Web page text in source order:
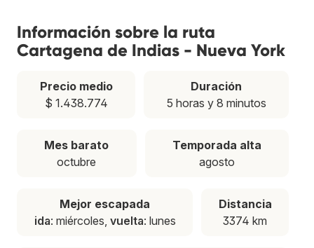
Información sobre la ruta
Cartagena de Indias - Nueva York
Precio medio
$ 1.438.774
Duración
5 horas y 8 minutos
Mes barato
octubre
Temporada alta
agosto
Mejor escapada
ida: miércoles, vuelta: lunes
Distancia
3374 km